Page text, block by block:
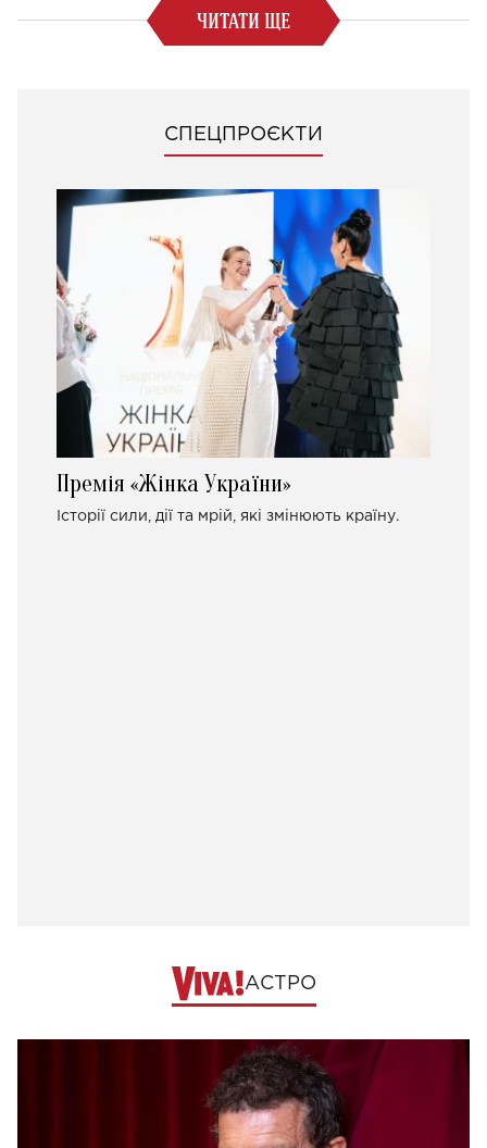
ЧИТАТИ ЩЕ
СПЕЦПРОЄКТИ
Премія «Жінка України»
Історії сили, дії та мрій, які змінюють країну.
АСТРО